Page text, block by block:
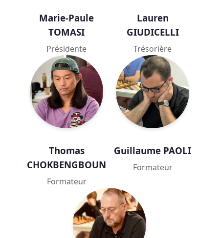
Marie-Paule
TOMASI
Présidente
Lauren
GIUDICELLI
Trésorière
Thomas
CHOKBENGBOUN
Formateur
Guillaume PAOLI
Formateur